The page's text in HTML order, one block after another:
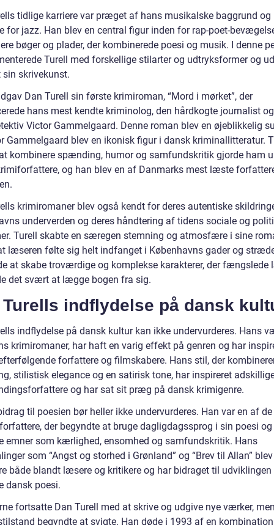
tidlige karriere var præget af hans musikalske baggrund og
for jazz. Han blev en central figur inden for rap-poet-
bøger og plader, der kombinerede poesi og musik. I denne
Turell med forskellige stilarter og udtryksformer og
skrivekunst.
Dan Turell sin første krimiroman, “Mord i mørket”, der
hans mest kendte kriminolog, den hårdkogte journalist og
Victor Gammelgaard. Denne roman blev en øjeblikkelig
Gammelgaard blev en ikonisk figur i dansk kriminallitteratur.
kombinere spænding, humor og samfundskritik gjorde ham
og han blev en af Danmarks mest læste
krimiromaner blev også kendt for deres autentiske
underverden og deres håndtering af tidens sociale og
Turell skabte en særegen stemning og atmosfære i sine
læseren følte sig helt indfanget i Københavns gader og
at skabe troværdige og komplekse karakterer, der fængslede
det svært at lægge bogen fra sig.
Turells indflydelse på dansk
indflydelse på dansk kultur kan ikke undervurderes. Hans
krimiromaner, har haft en varig effekt på genren og har
forfattere og filmskabere. Hans stil, der
stilistisk elegance og en satirisk tone, har inspireret
og har sat sit præg på dansk krimigenre.
til poesien bør heller ikke undervurderes. Han var en af
der begyndte at bruge dagligdagssprog i sin poesi og
emner som kærlighed, ensomhed og samfundskritik. Hans
som “Angst og storhed i Grønland” og “Brev til Allan” blev
både blandt læsere og kritikere og har bidraget til
dansk poesi.
fortsatte Dan Turell med at skrive og udgive nye værker,
begyndte at svigte. Han døde i 1993 af en